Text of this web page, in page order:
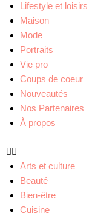
Lifestyle et loisirs
Maison
Mode
Portraits
Vie pro
Coups de coeur
Nouveautés
Nos Partenaires
À propos
Arts et culture
Beauté
Bien-être
Cuisine